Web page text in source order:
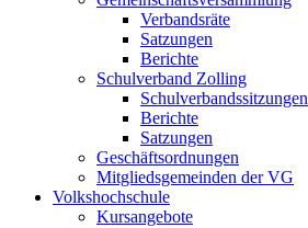
Verbandsräte
Satzungen
Berichte
Schulverband Zolling
Schulverbandssitzungen
Berichte
Satzungen
Geschäftsordnungen
Mitgliedsgemeinden der VG
Volkshochschule
Kursangebote